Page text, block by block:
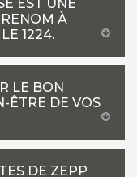
EST UNE
RENOM À
1224.
LE BON
ÊTRE DE VOS
DE ZEPP